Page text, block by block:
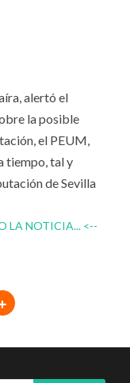
alertó el
la posible
el PEUM,
tiempo, tal y
de Sevilla
LA NOTICIA... <--